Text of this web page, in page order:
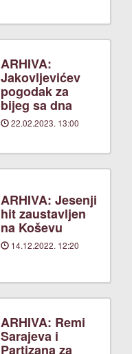
ARHIVA:
Jakovljevićev
pogodak za
bijeg sa dna
22.02.2023. 13:00
ARHIVA: Jesenji
hit zaustavljen
na Koševu
14.12.2022. 12:20
ARHIVA: Remi
Sarajeva i
Partizana za